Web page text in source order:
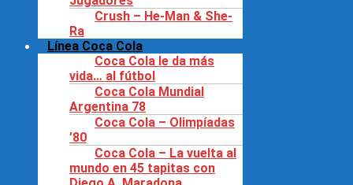
Crush – He-Man & She-
Ra
Línea Coca Cola
Coca Cola le da más
vida… al fútbol
Coca Cola Mundial
Argentina 78
Coca Cola – Olimpíadas
’80
Coca Cola – La vuelta al
mundo en 45 tapitas con